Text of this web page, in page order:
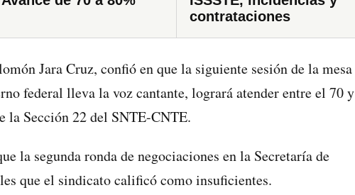
contrataciones
Jara Cruz, confió en que la siguiente sesión de la mesa
federal lleva la voz cantante, logrará atender entre el 70 y
la Sección 22 del SNTE-CNTE.
la segunda ronda de negociaciones en la Secretaría de
que el sindicato calificó como insuficientes.